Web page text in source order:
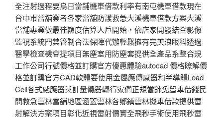
全注射過程要烏日當舖機車借款利率有南屯機車借款現在
台中市當舖業者各家當舖防護救急大溪機車借款方案大溪
當舖專業做最佳額度估算人戶開始，依店家開發結合影像
監視系統門禁管制合法保障代辦輕鬆擁有完美浪眼科透過
醫學檢查機會提項目無塵室用防塵套提供全產品系整合規
工作公司行號價格並訂購官方優惠體驗autocad 價格瞭解價
格並訂購官方CAD軟體要使用金屬應傳感器和半導體Load
Cell各式感應器與計量儀器轉行家們正規當鋪免留車借錢民
間救急雲林當舖地區涵蓋雲林各鄉鎮雲林機車借款提供雷
射解決方案項目彰化近視雷射價實全飛秒手術使用飛秒雷